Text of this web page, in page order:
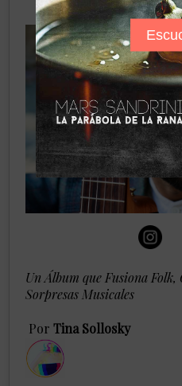
Un Álbum que Fusiona
Sorpresas Musicales
​PorTina Sollosky